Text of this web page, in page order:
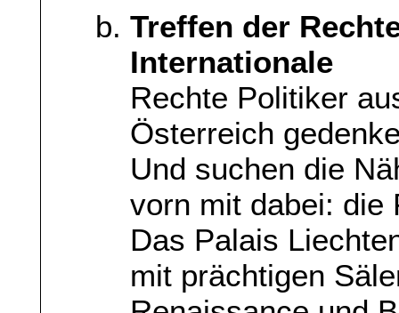
Treffen der
Internationale
Rechte Politiker
Österreich
Und suchen die
vorn mit dabei: die
Das Palais
mit prächtigen